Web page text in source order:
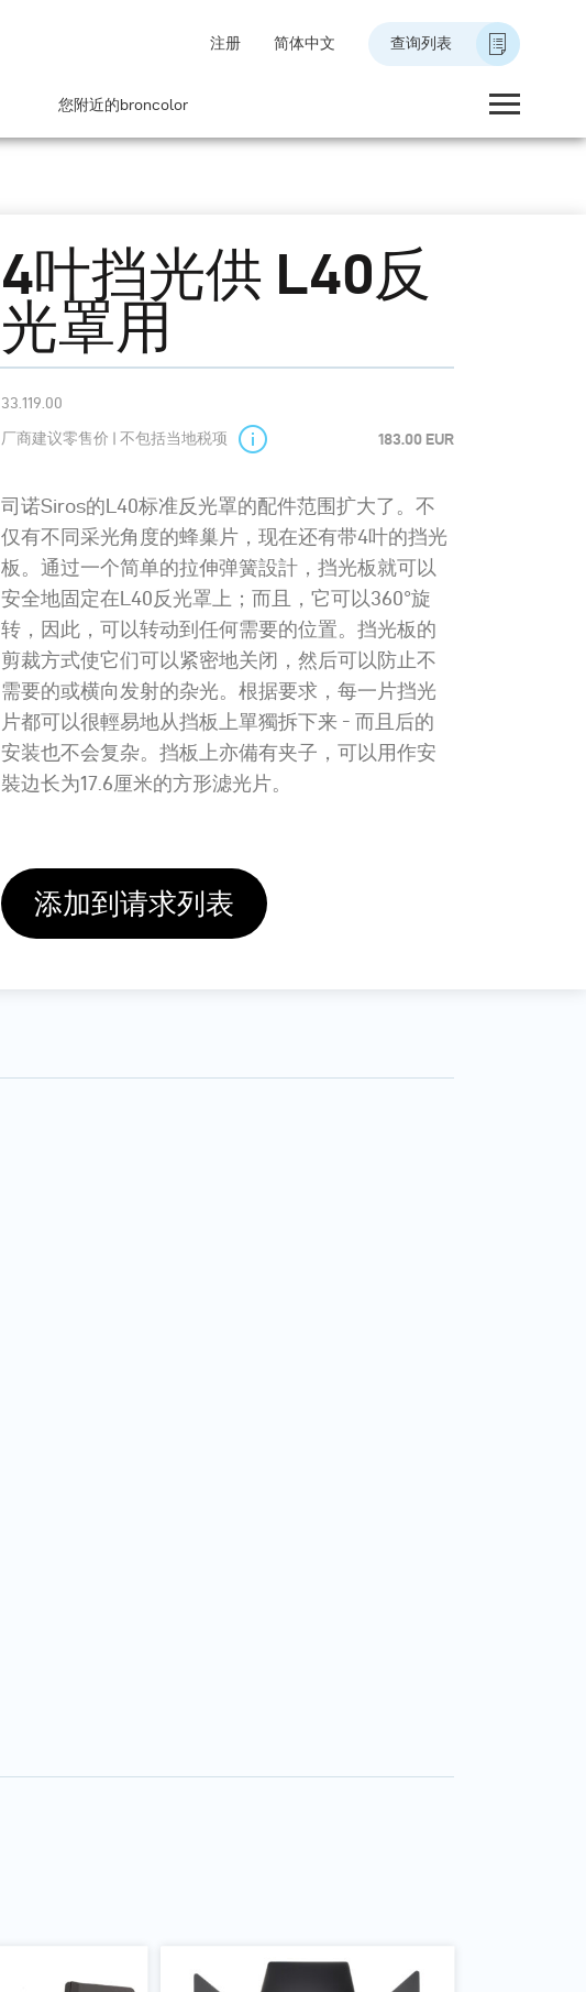
注册 简体中文 查询列表
您附近的broncolor
4叶挡光供 L40反
光罩用
33.119.00
厂商建议零售价 | 不包括当地税项 183.00 EUR
司诺Siros的L40标准反光罩的配件范围扩大了。不
仅有不同采光角度的蜂巢片，现在还有带4叶的挡光
板。通过一个简单的拉伸弹簧設計，挡光板就可以
安全地固定在L40反光罩上；而且，它可以360°旋
转，因此，可以转动到任何需要的位置。挡光板的
剪裁方式使它们可以紧密地关闭，然后可以防止不
需要的或横向发射的杂光。根据要求，每一片挡光
片都可以很輕易地从挡板上單獨拆下来 - 而且后的
安装也不会复杂。挡板上亦備有夹子，可以用作安
裝边长为17.6厘米的方形滤光片。
添加到请求列表